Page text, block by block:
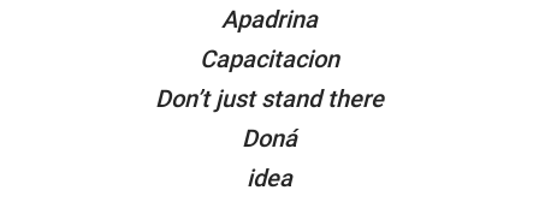
Apadrina
Capacitacion
Don’t just stand there
Doná
idea